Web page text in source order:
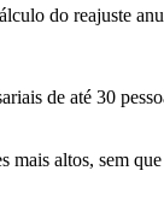
do reajuste
de até 30
altos, sem